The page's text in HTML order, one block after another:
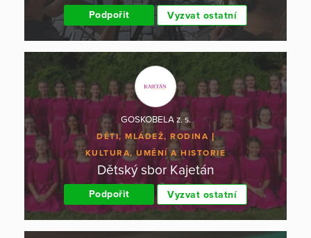
Podpořit Vyzvat ostatní
GOSKOBELA z. s.
DĚTI, MLÁDEŽ, RODINA
KULTURA, UMĚNÍ A HISTORIE
Dětský sbor Kajetán
Podpořit Vyzvat ostatní